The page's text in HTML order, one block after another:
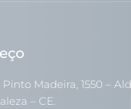
Pinto Madeira, 1550 –
– CE.